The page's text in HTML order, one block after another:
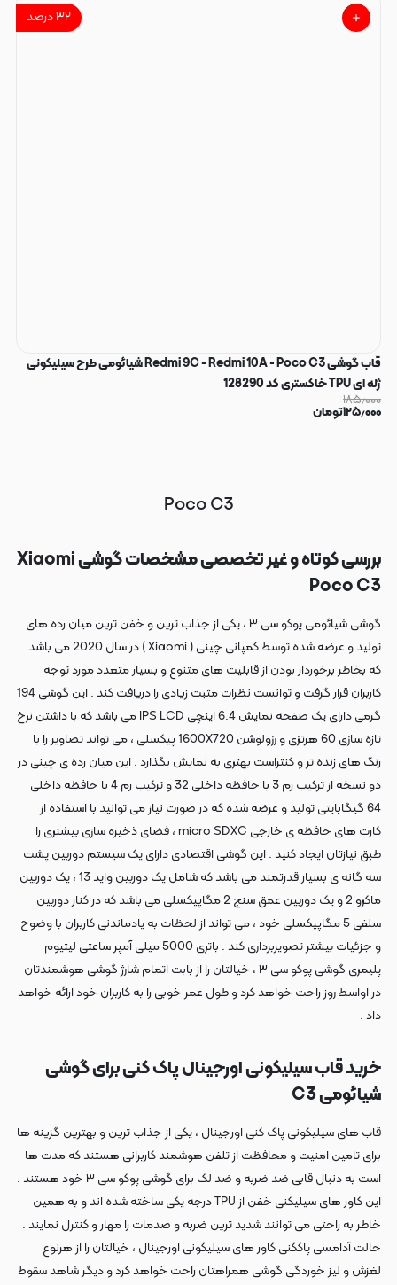
۳۲درصد
قاب گوشی Redmi 9C - Redmi 10A - Poco C3 شیائومی طرح سیلیکونی
ژله ای TPU خاکستری کد 128290
۱۸۵٫۰۰۰
۱۲۵٫۰۰۰تومان
Poco C3
بررسی کوتاه و غیر تخصصی مشخصات گوشی Xiaomi
Poco C3
گوشی شیائومی پوکو سی ۳ ، یکی از جذاب ترین و خفن ترین میان رده های
تولید و عرضه شده توسط کمپانی چینی ( Xiaomi ) در سال 2020 می باشد
که بخاطر برخوردار بودن از قابلیت های متنوع و بسیار متعدد مورد توجه
کاربران قرار گرفت و توانست نظرات مثبت زیادی را دریافت کند . این گوشی 194
گرمی دارای یک صفحه نمایش 6.4 اینچی IPS LCD می باشد که با داشتن نرخ
تازه سازی 60 هرتزی و رزولوشن 1600X720 پیکسلی ، می تواند تصاویر را با
رنگ های زنده تر و کنتراست بهتری به نمایش بگذارد . این میان رده ی چینی در
دو نسخه از ترکیب رم 3 با حافظه داخلی 32 و ترکیب رم 4 با حافظه داخلی
64 گیگابایتی تولید و عرضه شده که در صورت نیاز می توانید با استفاده از
کارت های حافظه ی خارجی micro SDXC ، فضای ذخیره سازی بیشتری را
طبق نیازتان ایجاد کنید . این گوشی اقتصادی دارای یک سیستم دوربین پشت
سه گانه ی بسیار قدرتمند می باشد که شامل یک دوربین واید 13 ، یک دوربین
ماکرو 2 و یک دوربین عمق سنج 2 مگاپیکسلی می باشد که در کنار دوربین
سلفی 5 مگاپیکسلی خود ، می تواند از لحظات به یادماندنی کاربران با وضوح
و جزئیات بیشتر تصویربرداری کند . باتری 5000 میلی آمپر ساعتی لیتیوم
پلیمری گوشی پوکو سی ۳ ، خیالتان را از بابت اتمام شارژ گوشی هوشمندتان
در اواسط روز راحت خواهد کرد و طول عمر خوبی را به کاربران خود ارائه خواهد
داد .
خرید قاب سیلیکونی اورجینال پاک کنی برای گوشی
شیائومی C3
قاب های سیلیکونی پاک کنی اورجینال ، یکی از جذاب ترین و بهترین گزینه ها
برای تامین امنیت و محافظت از تلفن هوشمند کاربرانی هستند که مدت ها
است به دنبال قابی ضد ضربه و ضد لک برای گوشی پوکو سی ۳ خود هستند .
این کاور های سیلیکنی خفن از TPU درجه یکی ساخته شده اند و به همین
خاطر به راحتی می توانند شدید ترین ضربه و صدمات را مهار و کنترل نمایند .
حالت آدامسی پاککنی کاور های سیلیکونی اورجینال ، خیالتان را از هرنوع
لغزش و لیز خوردگی گوشی همراهتان راحت خواهد کرد و دیگر شاهد سقوط